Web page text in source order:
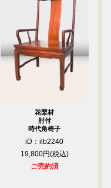
花梨材
肘付
時代角椅子
iD：ilb2240
19,800円
ご売約済